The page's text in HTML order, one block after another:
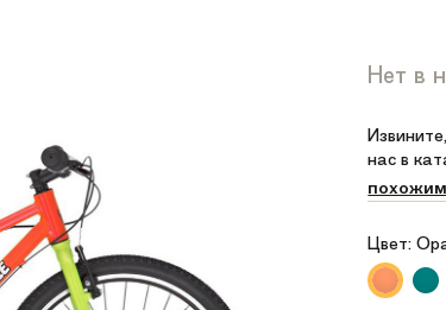
Нет в
нас в
Цвет: